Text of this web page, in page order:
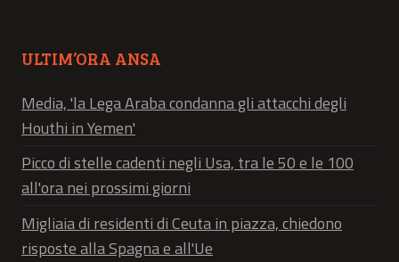
ULTIM’ORA ANSA
Media, 'la Lega Araba condanna gli attacchi degli
Houthi in Yemen'
Picco di stelle cadenti negli Usa, tra le 50 e le 100
all'ora nei prossimi giorni
Migliaia di residenti di Ceuta in piazza, chiedono
risposte alla Spagna e all'Ue